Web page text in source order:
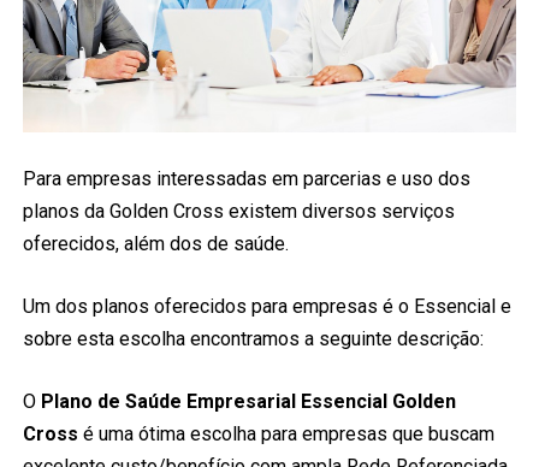
Para empresas interessadas em parcerias e uso dos
planos da Golden Cross existem diversos serviços
oferecidos, além dos de saúde.
Um dos planos oferecidos para empresas é o Essencial e
sobre esta escolha encontramos a seguinte descrição:
O Plano de Saúde Empresarial Essencial Golden
Cross é uma ótima escolha para empresas que buscam